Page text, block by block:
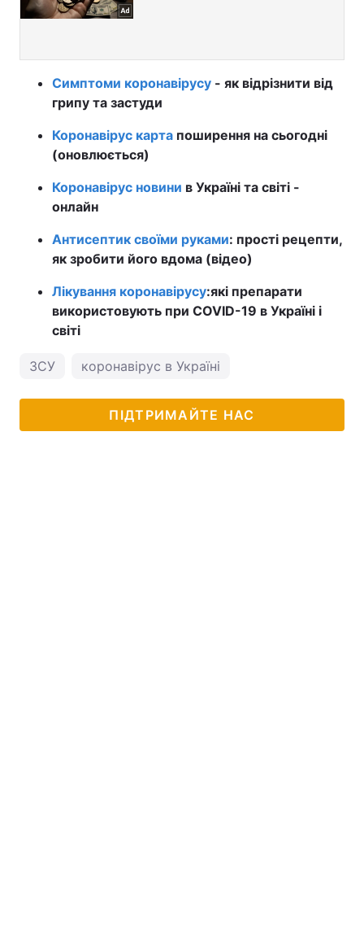
Симптоми коронавірусу - як відрізнити від
грипу та застуди
Коронавірус карта поширення на сьогодні
(оновлюється)
Коронавірус новини в Україні та світі -
онлайн
Антисептик своїми руками: прості рецепти,
як зробити його вдома (відео)
Лікування коронавірусу:які препарати
використовують при COVID-19 в Україні і
світі
ЗСУ коронавірус в Україні
ПІДТРИМАЙТЕ НАС